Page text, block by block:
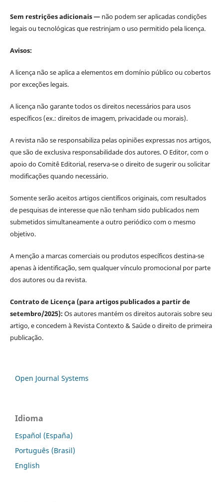
Sem restrições adicionais — não podem ser aplicadas condições
legais ou tecnológicas que restrinjam o uso permitido pela licença.
Avisos:
A licença não se aplica a elementos em domínio público ou cobertos
por exceções legais.
A licença não garante todos os direitos necessários para usos
específicos (ex.: direitos de imagem, privacidade ou morais).
A revista não se responsabiliza pelas opiniões expressas nos artigos,
que são de exclusiva responsabilidade dos autores. O Editor, com o
apoio do Comitê Editorial, reserva-se o direito de sugerir ou solicitar
modificações quando necessário.
Somente serão aceitos artigos científicos originais, com resultados
de pesquisas de interesse que não tenham sido publicados nem
submetidos simultaneamente a outro periódico com o mesmo
objetivo.
A menção a marcas comerciais ou produtos específicos destina-se
apenas à identificação, sem qualquer vínculo promocional por parte
dos autores ou da revista.
Contrato de Licença (para artigos publicados a partir de
setembro/2025):Os autores mantém os direitos autorais sobre seu
artigo, e concedem à Revista Contexto & Saúde o direito de primeira
publicação.
Open Journal Systems
Idioma
Español (España)
Português (Brasil)
English